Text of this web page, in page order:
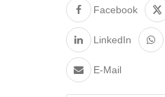
Facebook
LinkedIn
E-Mail